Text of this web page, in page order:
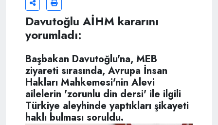
Davutoğlu AİHM kararını
yorumladı:
Başbakan Davutoğlu'na, MEB
ziyareti sırasında, Avrupa İnsan
Hakları Mahkemesi'nin Alevi
ailelerin 'zorunlu din dersi' ile ilgili
Türkiye aleyhinde yaptıkları şikayeti
haklı bulması soruldu.